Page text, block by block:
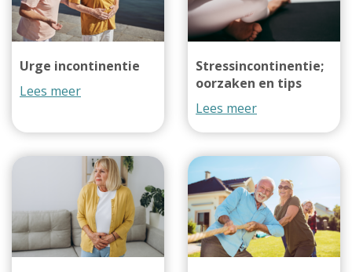
Urge incontinentie
Lees meer
Stressincontinentie;
oorzaken en tips
Lees meer